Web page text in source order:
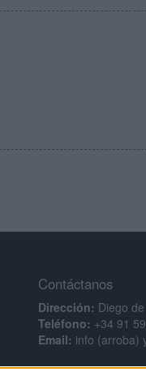
Contáctanos
Dirección: Diego
Teléfono: +34 91
Email: info (arroba)